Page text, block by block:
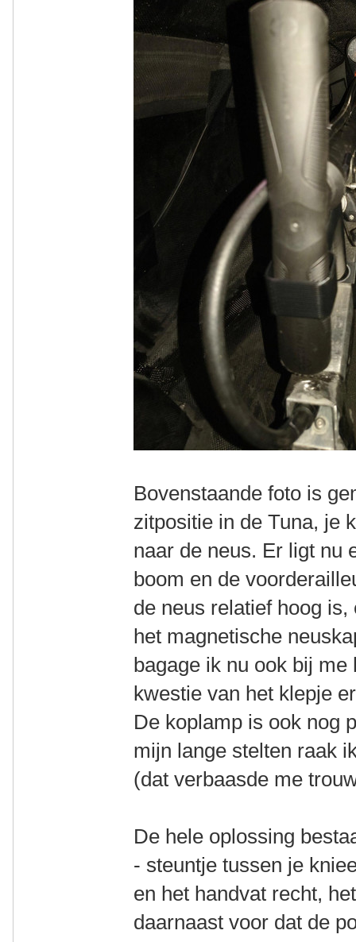
Bovenstaande foto is
zitpositie in de Tuna, je
naar de neus. Er ligt nu
boom en de
de neus relatief hoog
het magnetische
bagage ik nu ook bij
kwestie van het klepje
De koplamp is ook nog
mijn lange stelten raak
(dat verbaasde me
De hele oplossing
- steuntje tussen je
en het handvat recht,
daarnaast voor dat de